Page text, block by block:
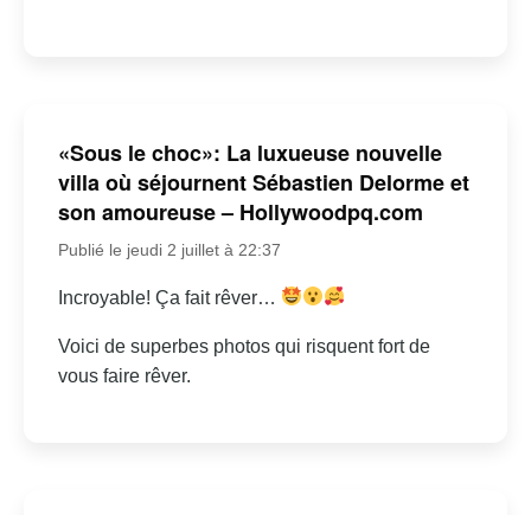
«Sous le choc»: La luxueuse nouvelle
villa où séjournent Sébastien Delorme et
son amoureuse – Hollywoodpq.com
Publié le jeudi 2 juillet à 22:37
Incroyable! Ça fait rêver…
Voici de superbes photos qui risquent fort de
vous faire rêver.